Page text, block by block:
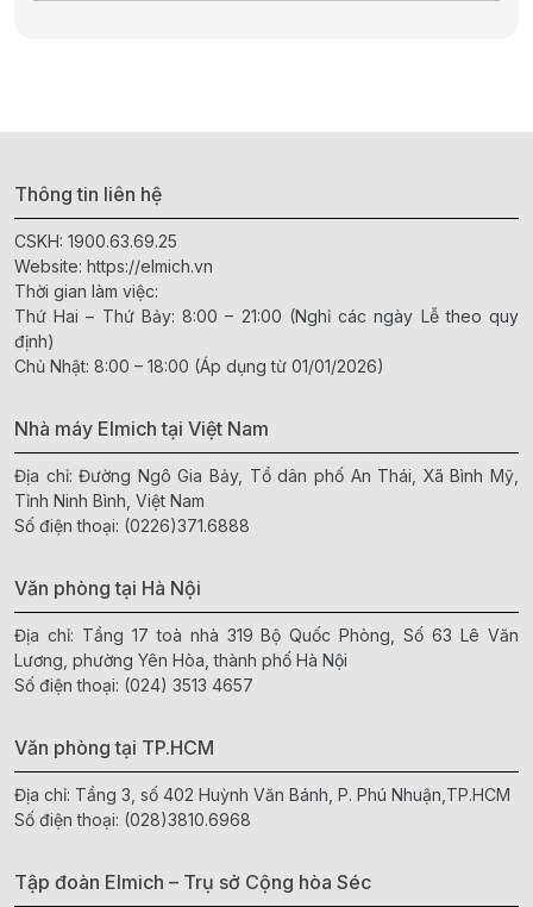
Thông tin liên hệ
CSKH: 1900.63.69.25
Website: https://elmich.vn
Thời gian làm việc:
Thứ Hai – Thứ Bảy: 8:00 – 21:00 (Nghỉ các ngày Lễ theo quy
định)
Chủ Nhật: 8:00 – 18:00 (Áp dụng từ 01/01/2026)
Nhà máy Elmich tại Việt Nam
Địa chỉ: Đường Ngô Gia Bảy, Tổ dân phố An Thái, Xã Bình Mỹ,
Tỉnh Ninh Bình, Việt Nam
Số điện thoại: (0226)371.6888
Văn phòng tại Hà Nội
Địa chỉ: Tầng 17 toà nhà 319 Bộ Quốc Phòng, Số 63 Lê Văn
Lương, phường Yên Hòa, thành phố Hà Nội
Số điện thoại: (024) 3513 4657
Văn phòng tại TP.HCM
Địa chỉ: Tầng 3, số 402 Huỳnh Văn Bánh, P. Phú Nhuận,TP.HCM
Số điện thoại: (028)3810.6968
Tập đoàn Elmich – Trụ sở Cộng hòa Séc